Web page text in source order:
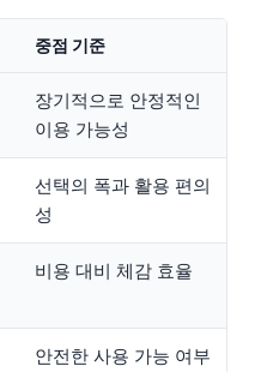
중점 기준
장기적으로 안정적인
이용 가능성
선택의 폭과 활용 편의
성
비용 대비 체감 효율
안전한 사용 가능 여부